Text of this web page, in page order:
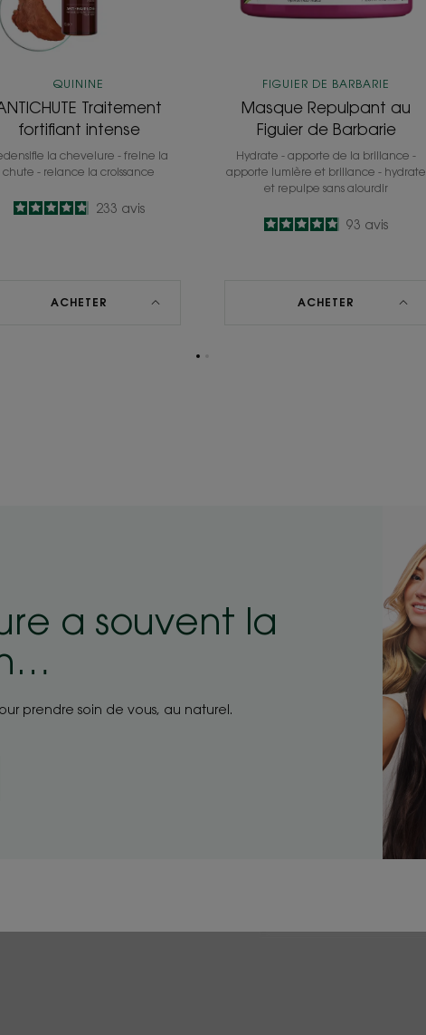
QUININE
Traitement
fortifiant intense
la chevelure - freine la
chute - relance la croissance
4.8
/
5
233 avis
ACHETER
FIGUIER DE BARBARIE
Masque Repulpant au
Figuier de Barbarie
Hydrate - apporte de la brillance -
apporte lumière et brillance - hydrate
et repulpe sans alourdir
4.9
/
5
93 avis
ACHETER
Aller
a souvent la
prendre soin de vous, au naturel.